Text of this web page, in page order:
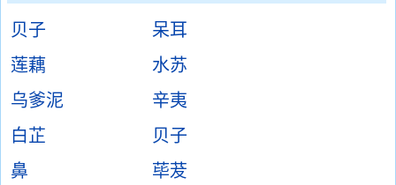
贝子
呆耳
莲藕
水苏
乌爹泥
辛夷
白芷
贝子
鼻
荜茇